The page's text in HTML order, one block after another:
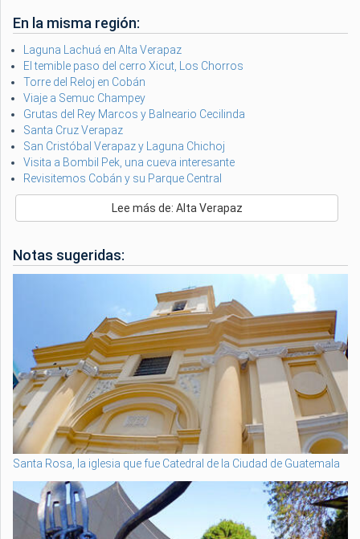
En la misma región:
Laguna Lachuá en Alta Verapaz
El temible paso del cerro Xicut, Los Chorros
Torre del Reloj en Cobán
Viaje a Semuc Champey
Grutas del Rey Marcos y Balneario Cecilinda
Santa Cruz Verapaz
San Cristóbal Verapaz y Laguna Chichoj
Visita a Bombil Pek, una cueva interesante
Revisitemos Cobán y su Parque Central
Lee más de: Alta Verapaz
Notas sugeridas:
Santa Rosa, la iglesia que fue Catedral de la Ciudad de Guatemala